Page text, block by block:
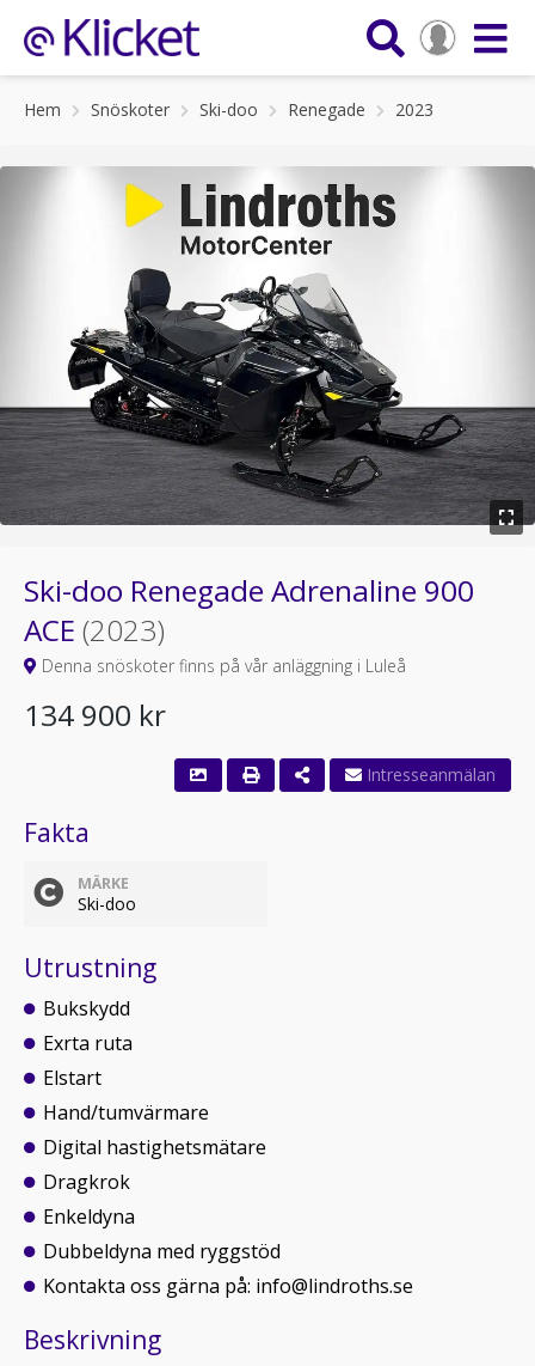
Hem Snöskoter Ski-doo Renegade 2023
Ski-doo Renegade Adrenaline 900
ACE (2023)
Denna snöskoter finns på vår anläggning i Luleå
134 900 kr
Fakta
MÄRKE
Ski-doo
Utrustning
Bukskydd
Exrta ruta
Elstart
Hand/tumvärmare
Digital hastighetsmätare
Dragkrok
Enkeldyna
Dubbeldyna med ryggstöd
Kontakta oss gärna på: info@lindroths.se
Beskrivning